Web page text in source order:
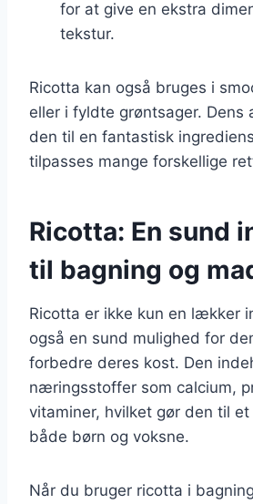
for at give en ekstra
tekstur.
Ricotta kan også bruges i
eller i fyldte grøntsager. Dens
den til en fantastisk
tilpasses mange forskellige
Ricotta: En sund
til bagning og
Ricotta er ikke kun en lækker
også en sund mulighed for
forbedre deres kost. Den
næringsstoffer som calcium,
vitaminer, hvilket gør den til
både børn og voksne.
Når du bruger ricotta i